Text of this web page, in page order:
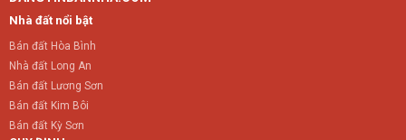
Nhà đất nổi bật
Bán đất Hòa Bình
Nhà đất Long An
Bán đất Lương Sơn
Bán đất Kim Bôi
Bán đất Kỳ Sơn